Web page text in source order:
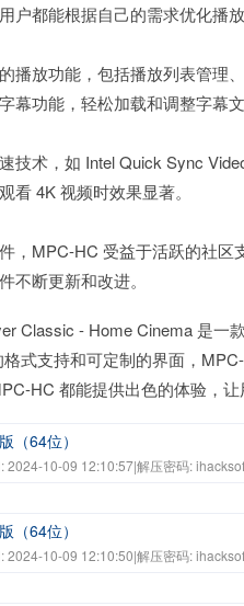
户都能根据自己的需求优化播放
放功能，包括播放列表管理
幕功能，轻松加载和调整字幕文
术，如 Intel Quick Sync
看 4K 视频时效果显著。
MPC-HC 受益于活跃的社区
不断更新和改进。
- Home Cinema 是一
式支持和可定制的界面，
HC 都能提供出色的体验，让
（64位）
2024-10-09 12:10:57|解压密码:
（64位）
2024-10-09 12:10:50|解压密码: